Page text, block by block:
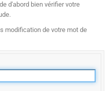
d'abord bien vérifier votre
modification de votre mot de